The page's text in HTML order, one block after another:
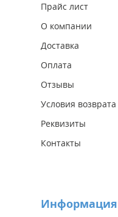
Прайс лист
О компании
Доставка
Оплата
Отзывы
Условия возврата
Реквизиты
Контакты
Информация